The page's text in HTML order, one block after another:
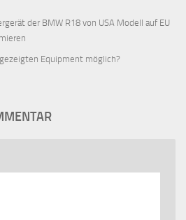
der BMW R18 von USA Modell auf EU
Equipment möglich?